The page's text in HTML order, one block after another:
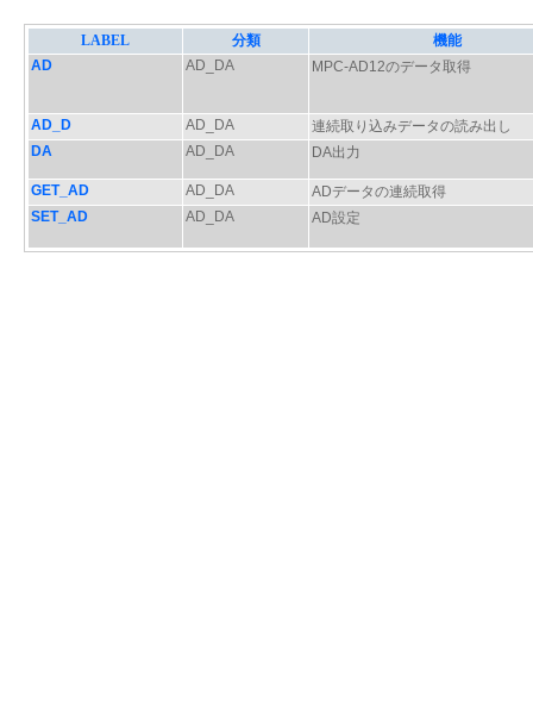
LABEL 分類
機能
AD
AD_DA MPC-AD12のデータ取得
AD_D AD_DA
連続取り込みデータの読み出し
DA
AD_DA DA出力
GET_AD AD_DA
ADデータの連続取得
SET_AD
AD_DA AD設定